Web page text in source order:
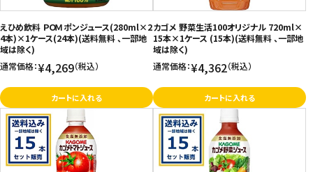
えひめ飲料 ＰＯＭ ポンジュース(280ml×2
4本)×1ケース(24本)(送料無料 、一部地
域は除く)
通常価格：¥4,269（税込）
カートに入れる
カゴメ 野菜生活100オリジナル 720ml×
15本×1ケース (15本)(送料無料 、一部地
域は除く)
通常価格：¥4,362（税込）
カートに入れる